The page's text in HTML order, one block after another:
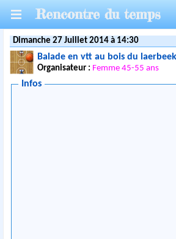
Rencontre du temps
Dimanche 27 Juillet 2014 à 14:30
Balade en vtt au bois du laerbeek
Organisateur : Femme 45-55 ans
Infos